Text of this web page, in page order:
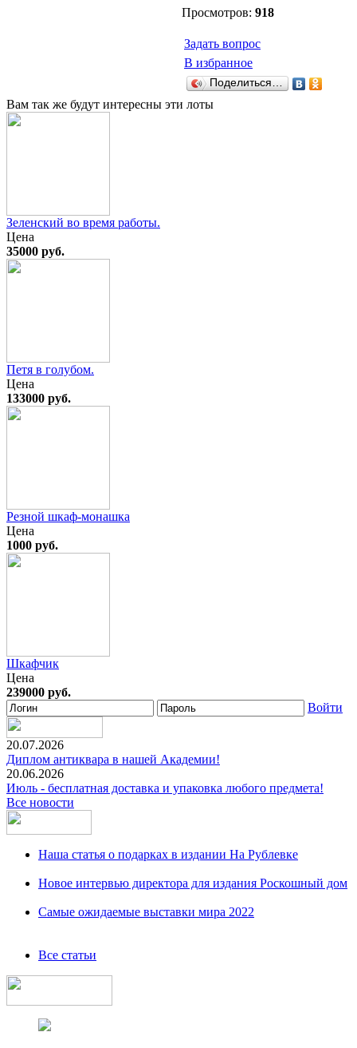
Просмотров: 918
Задать вопрос
В избранное
Поделиться…
Вам так же будут интересны эти лоты
Зеленский во время работы.
Цена
35000 руб.
Петя в голубом.
Цена
133000 руб.
Резной шкаф-монашка
Цена
1000 руб.
Шкафчик
Цена
239000 руб.
Войти
20.07.2026
Диплом антиквара в нашей Академии!
20.06.2026
Июль - бесплатная доставка и упаковка любого предмета!
Все новости
Наша статья о подарках в издании На Рублевке
Новое интервью директора для издания Роскошный дом
Самые ожидаемые выставки мира 2022
Все статьи